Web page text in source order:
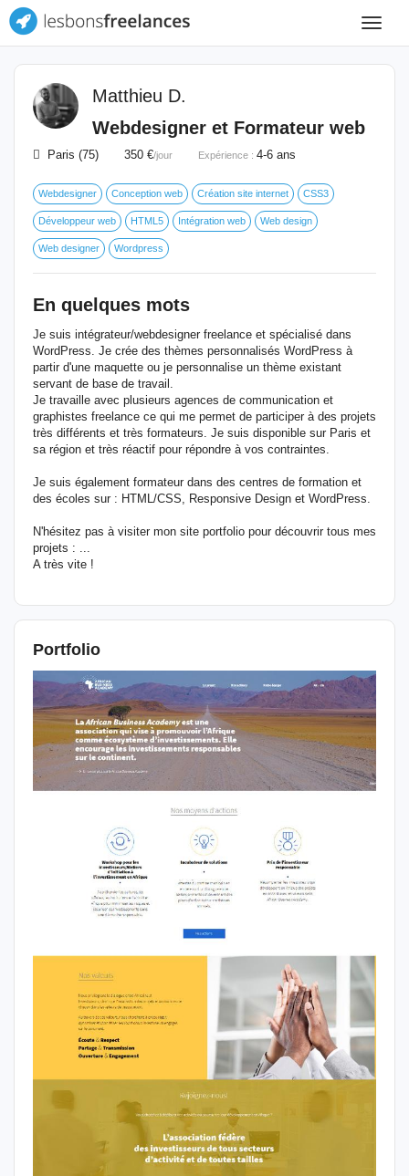
Toggle
Matthieu D.
Webdesigner et Formateur web
Paris (75) 350 €/jour Expérience : 4-6 ans
Webdesigner Conception web Création site internet CSS3
Développeur web HTML5 Intégration web Web design
Web designer Wordpress
En quelques mots
Je suis intégrateur/webdesigner freelance et spécialisé dans
WordPress. Je crée des thèmes personnalisés WordPress à
partir d'une maquette ou je personnalise un thème existant
servant de base de travail.
Je travaille avec plusieurs agences de communication et
graphistes freelance ce qui me permet de participer à des projets
très différents et très formateurs. Je suis disponible sur Paris et
sa région et très réactif pour répondre à vos contraintes.
Je suis également formateur dans des centres de formation et
des écoles sur : HTML/CSS, Responsive Design et WordPress.
N'hésitez pas à visiter mon site portfolio pour découvrir tous mes
projets : ...
A très vite !
Portfolio